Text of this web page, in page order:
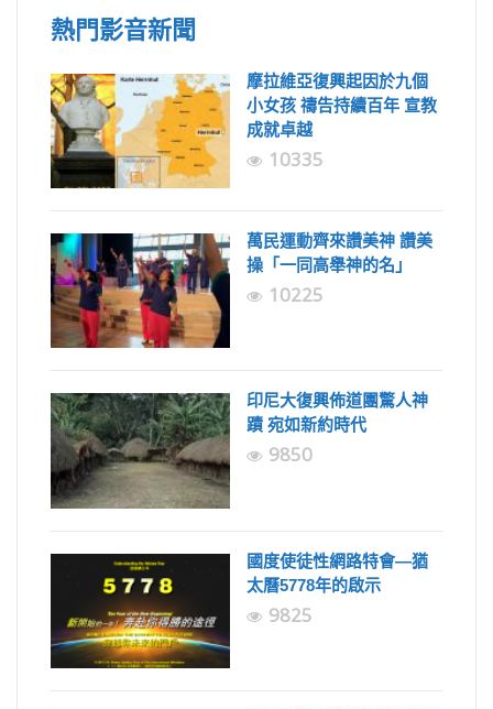
熱門影音新聞
摩拉維亞復興起因於九個
小女孩 禱告持續百年 宣教
成就卓越
10335
萬民運動齊來讚美神 讚美
操「一同高舉神的名」
10225
印尼大復興佈道團驚人神
蹟 宛如新約時代
9850
國度使徒性網路特會—猶
太曆5778年的啟示
9825